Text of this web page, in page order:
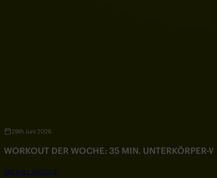
29th Juni 2026
WORKOUT DER WOCHE: 35 MIN. UNTERKÖRPER-
SEE FULL ARTICLE